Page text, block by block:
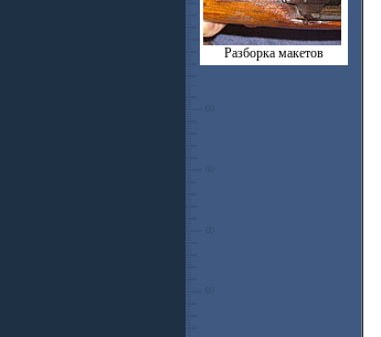
Разборка макетов